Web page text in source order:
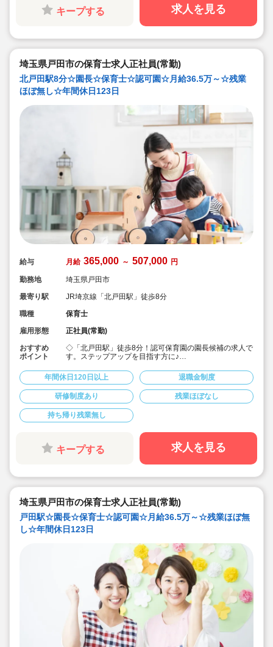
◇各種手当てや社内割引など福利厚生が充実♪
◇多彩なキャリアアップ研修 / 年間100以上実施 / 万全の
キープする 求人を見る
埼玉県戸田市の保育士求人正社員(常勤)
北戸田駅8分☆園長☆保育士☆認可園☆月給36.5万～☆残業
ほぼ無し☆年間休日123日
給与 月給 365,000 ～ 507,000 円
勤務地
埼玉県戸田市
最寄り駅
JR埼京線「北戸田駅」徒歩8分
職種
保育士
雇用形態
正社員(常勤)
おすすめ
ポイント
◇「北戸田駅」徒歩8分！認可保育園の園長候補の求人で
す。ステップアップを目指す方に♪
らに賞与3か月・残業は少なめと好条件です♪
◇年間休日123日！有給休暇は入社2カ月後に3日、半年
後に13日付与☆プライベートを大事にしながら働けま
す。
◇宿舎借上げ制度利用可！初期費用・引っ越し費用補助
あり！借り上げ利用されない方にもしっかり住宅手当て
があります♪
◇残業ゼロ推進 / 持ち帰り残業禁止 / 有給消化率も94.5%
◇各種手当てや社内割引など福利厚生が充実
◇多彩なキャリアアップ研修 / 年間100以上実施 / 万全の
年間休日120日以上 退職金制度
研修制度あり 残業ほぼなし
持ち帰り残業無し
キープする 求人を見る
埼玉県戸田市の保育士求人正社員(常勤)
戸田駅☆園長☆保育士☆認可園☆月給36.5万～☆残業ほぼ無
し☆年間休日123日